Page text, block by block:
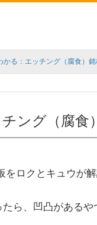
かる：エッチング（腐食）銘
ング（腐食
ロクとキュウが解
ら、凹凸がある